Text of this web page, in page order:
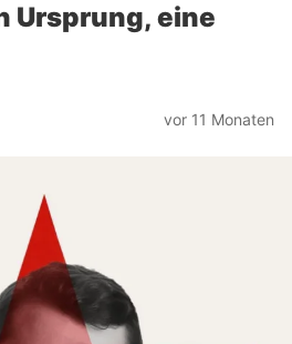
Ursprung, eine
vor 11 Monaten